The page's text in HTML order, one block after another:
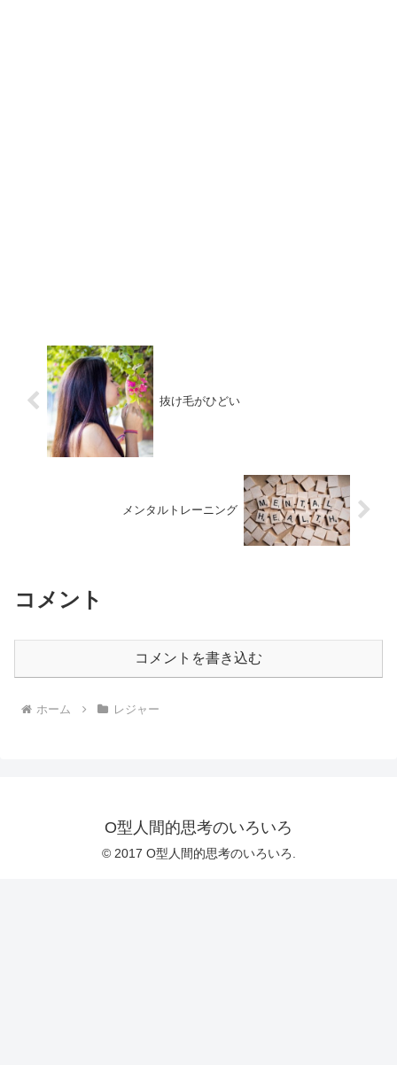
抜け毛がひどい
メンタルトレーニング
コメント
コメントを書き込む
ホーム レジャー
O型人間的思考のいろいろ
© 2017 O型人間的思考のいろいろ.